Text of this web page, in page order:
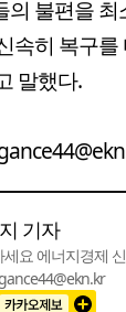
의 불편을
속히 복구
말했다.
기자
세요 에너지경제